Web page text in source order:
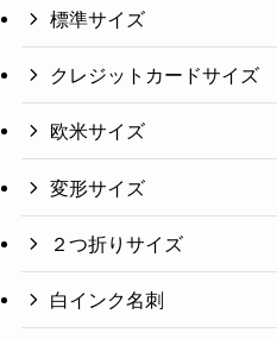
標準サイズ
クレジットカードサイズ
欧米サイズ
変形サイズ
２つ折りサイズ
白インク名刺